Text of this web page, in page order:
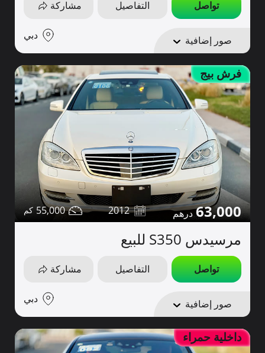
تواصل التفاصيل مشاركة
صور إضافية دبي
فرش بيج
63,000
2012
55,000
مرسيدس S350 للبيع
تواصل التفاصيل مشاركة
صور إضافية دبي
داخلية حمراء